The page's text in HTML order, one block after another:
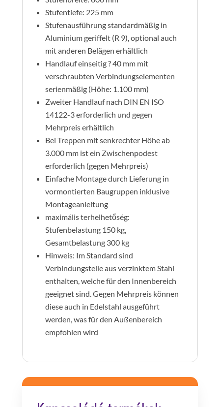
Stufentiefe: 225 mm
Stufenausführung standardmäßig in
Aluminium geriffelt (R 9), optional auch
mit anderen Belägen erhältlich
Handlauf einseitig ? 40 mm mit
verschraubten Verbindungselementen
serienmäßig (Höhe: 1.100 mm)
Zweiter Handlauf nach DIN EN ISO
14122-3 erforderlich und gegen
Mehrpreis erhältlich
Bei Treppen mit senkrechter Höhe ab
3.000 mm ist ein Zwischenpodest
erforderlich (gegen Mehrpreis)
Einfache Montage durch Lieferung in
vormontierten Baugruppen inklusive
Montageanleitung
maximális terhelhetőség:
Stufenbelastung 150 kg,
Gesamtbelastung 300 kg
Hinweis: Im Standard sind
Verbindungsteile aus verzinktem Stahl
enthalten, welche für den Innenbereich
geeignet sind. Gegen Mehrpreis können
diese auch in Edelstahl ausgeführt
werden, was für den Außenbereich
empfohlen wird